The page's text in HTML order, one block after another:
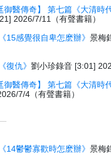
御醫傳奇】 第七篇《大清時
2026/7/11（有聲書籍）
15感覺很自卑怎麽辦》景梅
復仇》劉小珍錄音 [3:01]
御醫傳奇】 第七篇《大清時
7/4（有聲書籍）
14鬱鬱寡歡時怎麽辦》景梅